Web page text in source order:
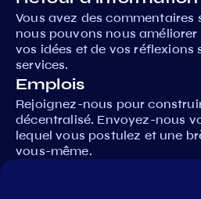
Vous avez des
nous pouvons nous
vos idées et de vos réflexions
services.
Emplois
Rejoignez-nous pour
décentralisé. Envoyez-nous
lequel vous postulez et une
vous-même.